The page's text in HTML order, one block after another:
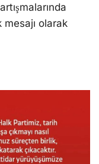
mesajı olarak